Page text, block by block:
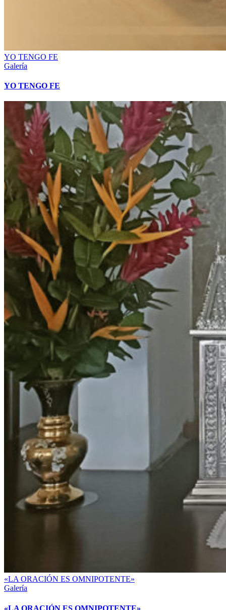
YO TENGO FE
Galería
YO TENGO FE
«LA ORACIÓN ES OMNIPOTENTE»
Galería
«LA ORACIÓN ES OMNIPOTENTE»